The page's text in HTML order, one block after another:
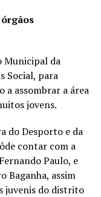
Municipal da
Social, para
a assombrar a área
jovens.
do Desporto e da
contar com a
Paulo, e
Baganha, assim
juvenis do distrito